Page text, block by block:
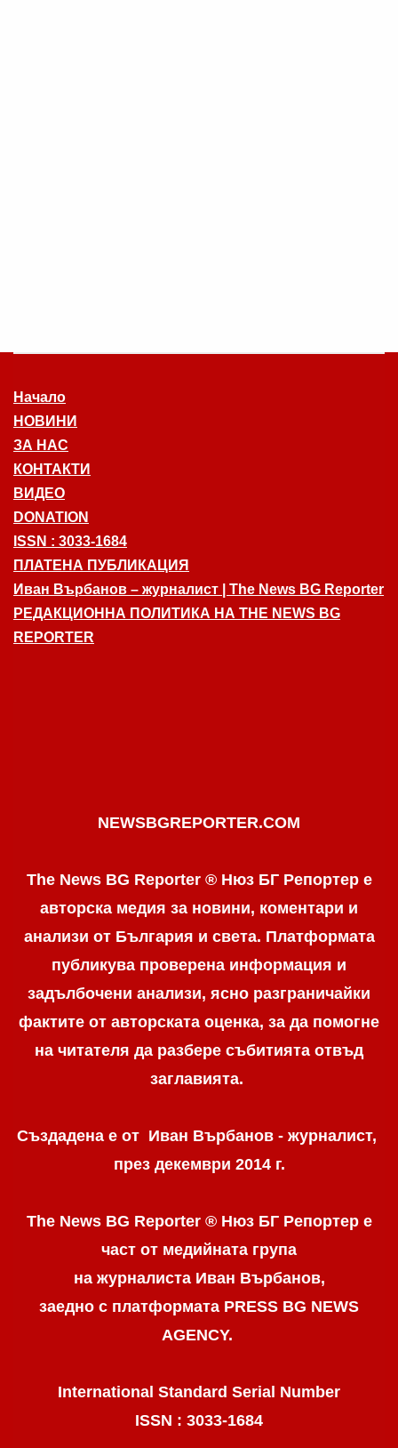
Начало
НОВИНИ
ЗА НАС
КОНТАКТИ
ВИДЕО
DONATION
ISSN : 3033-1684
ПЛАТЕНА ПУБЛИКАЦИЯ
Иван Върбанов – журналист | The News BG Reporter
РЕДАКЦИОННА ПОЛИТИКА НА THE NEWS BG
REPORTER
NEWSBGREPORTER.COM
The News BG Reporter ® Нюз БГ Репортер е
авторска медия за новини, коментари и
анализи от България и света. Платформата
публикува проверена информация и
задълбочени анализи, ясно разграничaйки
фактите от авторската оценка, за да помогне
на читателя да разбере събитията отвъд
заглавията.
Създадена е от Иван Върбанов - журналист,
през декември 2014 г.
The News BG Reporter ® Нюз БГ Репортере
част от медийната група
на журналиста Иван Върбанов,
заедно с платформата PRESS BG NEWS
AGENCY.
International Standard Serial Number
ISSN : 3033-1684